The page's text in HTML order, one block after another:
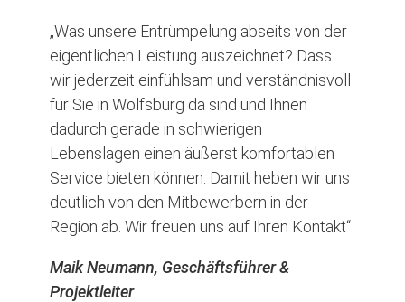
„Was unsere Entrümpelung abseits von der
eigentlichen Leistung auszeichnet? Dass
wir jederzeit einfühlsam und verständnisvoll
für Sie in Wolfsburg da sind und Ihnen
dadurch gerade in schwierigen
Lebenslagen einen äußerst komfortablen
Service bieten können. Damit heben wir uns
deutlich von den Mitbewerbern in der
Region ab. Wir freuen uns auf Ihren Kontakt“
Maik Neumann, Geschäftsführer &
Projektleiter